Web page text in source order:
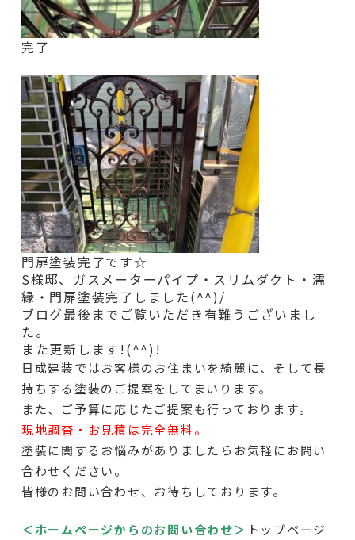
完了
門扉塗装完了です☆
S様邸、ガスメーターパイプ・スリムダクト・濡
縁・門扉塗装完了しました(^^)/
ブログ最後までご覧いただき有難うございまし
た。
また更新します!(^^)!
日成建装ではお客様のお住まいを綺麗に、そして長
持ちする塗装のご提案をしてまいります。
また、ご予算に応じたご提案も行っております。
現地調査・お見積は完全無料。
塗装に関するお悩みがありましたらお気軽にお問い
合わせください。
皆様のお問い合わせ、お待ちしております。
＜ホームページからのお問い合わせ＞ トップページ